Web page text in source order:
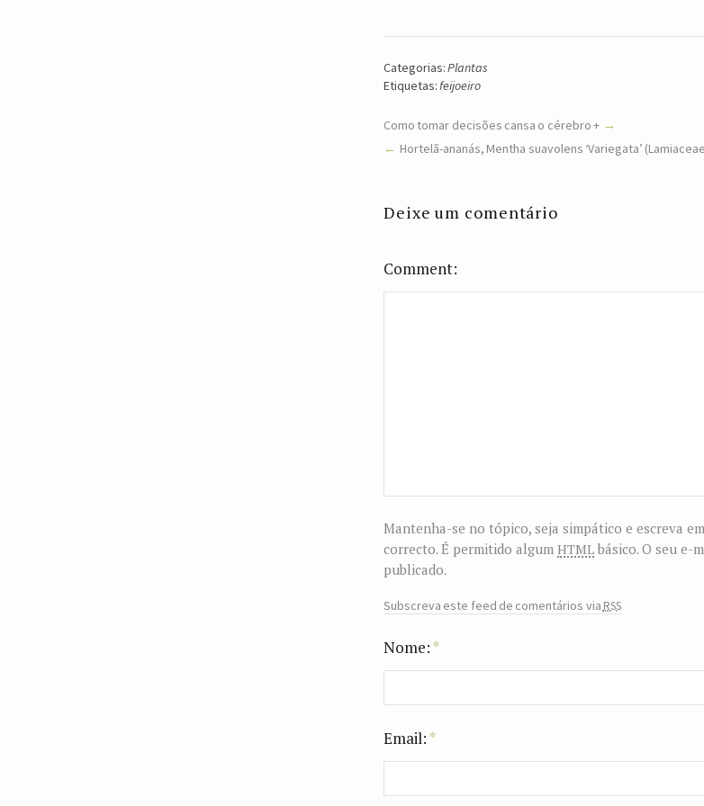
Categorias:Plantas
Etiquetas:feijoeiro
Como tomar decisões cansa o cérebro +
Hortelã-ananás, Mentha suavolens ‘Variegata’
Deixe um comentário
Comment
Mantenha-se no tópico, seja simpático e escreva
correcto. É permitido algum htmlbásico. O seu e-
publicado.
Subscreva este feed de comentários via rss
Nome:*
Email:*